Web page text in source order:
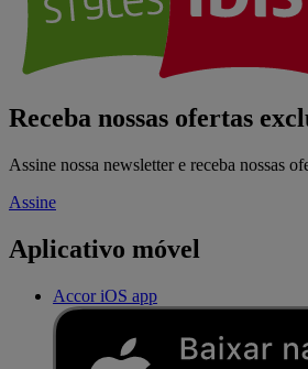
Receba nossas ofertas
Assine nossa newsletter e receba nossas
Assine
Aplicativo móvel
Accor iOS app